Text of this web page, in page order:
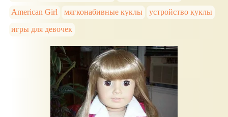
American Girl
мягконабивные куклы
устройство куклы
игры для девочек